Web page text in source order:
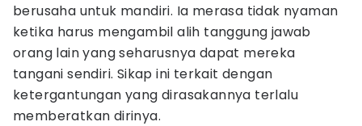
berusaha untuk mandiri. Ia merasa tidak nyaman
ketika harus mengambil alih tanggung jawab
orang lain yang seharusnya dapat mereka
tangani sendiri. Sikap ini terkait dengan
ketergantungan yang dirasakannya terlalu
memberatkan dirinya.